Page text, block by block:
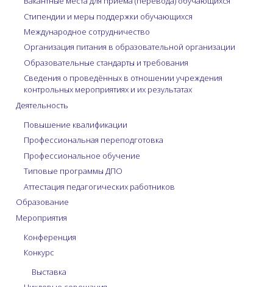
Стипендии и меры поддержки обучающихся
Международное сотрудничество
Организация питания в образовательной организации
Образовательные стандарты и требования
Сведения о проведённых в отношении учреждения
контрольных мероприятиях и их результатах
Деятельность
Повышение квалификации
Профессиональная переподготовка
Профессиональное обучение
Типовые программы ДПО
Аттестация педагогических работников
Образование
Мероприятия
Конференция
Конкурс
Выставка